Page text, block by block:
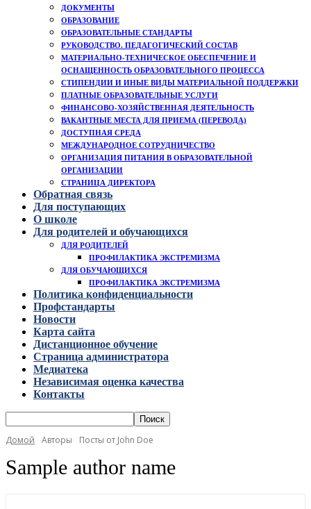
ДОКУМЕНТЫ
ОБРАЗОВАНИЕ
ОБРАЗОВАТЕЛЬНЫЕ СТАНДАРТЫ
РУКОВОДСТВО. ПЕДАГОГИЧЕСКИЙ СОСТАВ
МАТЕРИАЛЬНО-ТЕХНИЧЕСКОЕ ОБЕСПЕЧЕНИЕ И
ОСНАЩЕННОСТЬ ОБРАЗОВАТЕЛЬНОГО ПРОЦЕССА
СТИПЕНДИИ И ИНЫЕ ВИДЫ МАТЕРИАЛЬНОЙ ПОДДЕРЖКИ
ПЛАТНЫЕ ОБРАЗОВАТЕЛЬНЫЕ УСЛУГИ
ФИНАНСОВО-ХОЗЯЙСТВЕННАЯ ДЕЯТЕЛЬНОСТЬ
ВАКАНТНЫЕ МЕСТА ДЛЯ ПРИЕМА (ПЕРЕВОДА)
ДОСТУПНАЯ СРЕДА
МЕЖДУНАРОДНОЕ СОТРУДНИЧЕСТВО
ОРГАНИЗАЦИЯ ПИТАНИЯ В ОБРАЗОВАТЕЛЬНОЙ
ОРГАНИЗАЦИИ
СТРАНИЦА ДИРЕКТОРА
Обратная связь
Для поступающих
О школе
Для родителей и обучающихся
ДЛЯ РОДИТЕЛЕЙ
ПРОФИЛАКТИКА ЭКСТРЕМИЗМА
ДЛЯ ОБУЧАЮЩИХСЯ
ПРОФИЛАКТИКА ЭКСТРЕМИЗМА
Политика конфиденциальности
Профстандарты
Новости
Карта сайта
Дистанционное обучение
Страница администратора
Медиатека
Независимая оценка качества
Контакты
Домой Авторы Посты от John Doe
Sample author name